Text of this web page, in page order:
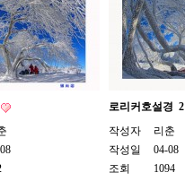
로리커호설경 2
작성자
리춘
작성일
04-08
조회
1094